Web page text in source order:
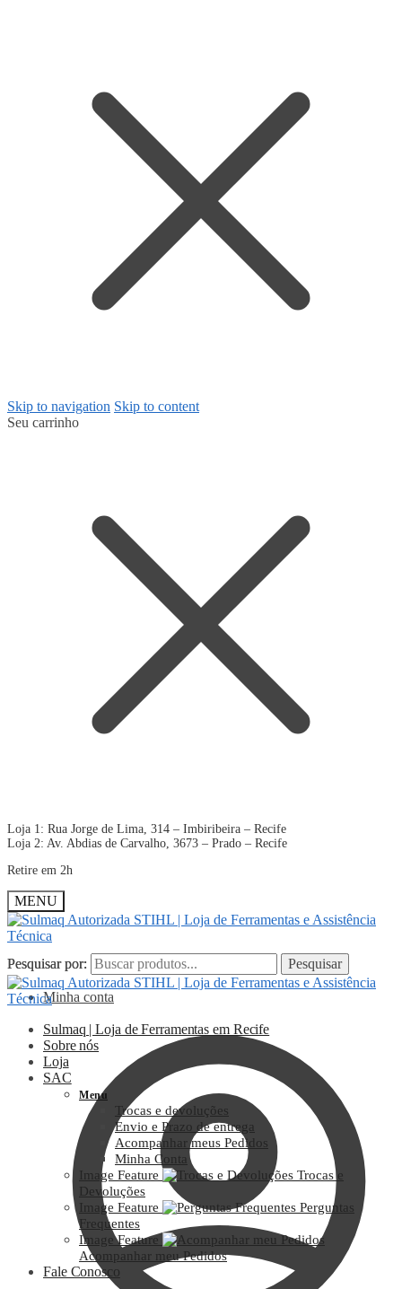
Skip to navigation Skip to content
Seu carrinho
Loja 1: Rua Jorge de Lima, 314 – Imbiribeira – Recife
Loja 2: Av. Abdias de Carvalho, 3673 – Prado – Recife
Retire em 2h
MENU
Pesquisar por: Pesquisar
Minha conta
Pesquisar por: Pesquisar
Sulmaq | Loja de Ferramentas em Recife
Sobre nós
Loja
SAC
Menu
Trocas e devoluções
Envio e Prazo de entrega
Acompanhar meus Pedidos
Minha Conta
Image Feature
Trocas e
Devoluções
Image Feature
Perguntas
Frequentes
Image Feature
Acompanhar meu Pedidos
Fale Conosco